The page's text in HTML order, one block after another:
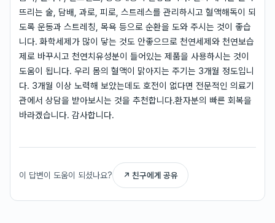
뜨리는 술, 담배, 과로, 피로, 스트레스를 관리하시고 혈액해독이 되
도록 운동과 스트레칭, 목욕 등으로 순환을 도와 주시는 것이 좋습
니다. 화학세제가 많이 닿는 것도 안좋으므로 천연세제와 천연보습
제로 바꾸시고 천연치유성분이 들어있는 제품을 사용하시는 것이
도움이 됩니다. 우리 몸의 혈액이 맑아지는 주기는 3개월 정도입니
다. 3개월 이상 노력해 보았는데도 호전이 없다면 전문적인 의료기
관에서 상담을 받아보시는 것을 추천합니다.환자분의 빠른 회복을
바라겠습니다. 감사합니다.
이 답변이 도움이 되셨나요? ↗ 친구에게 공유